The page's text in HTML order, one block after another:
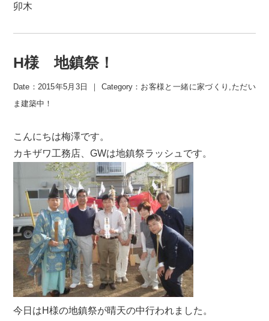
卯木
H様 地鎮祭！
Date：2015年5月3日 ｜ Category： お客様と一緒に家づくり , ただい
ま建築中！
こんにちは梅澤です。
カキザワ工務店、GWは地鎮祭ラッシュです。
今日はH様の地鎮祭が晴天の中行われました。